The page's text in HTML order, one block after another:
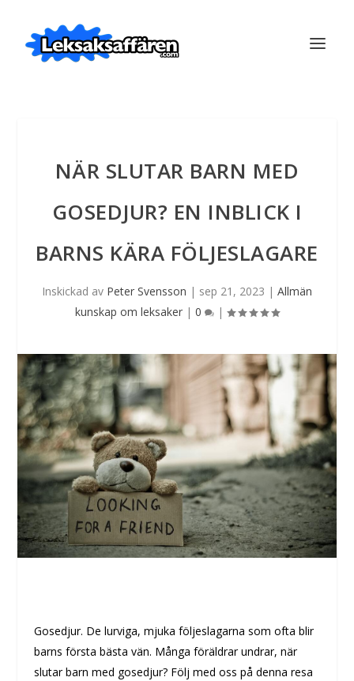
NÄR SLUTAR BARN MED
GOSEDJUR? EN INBLICK I
BARNS KÄRA FÖLJESLAGARE
Inskickad av Peter Svensson | sep 21, 2023 | Allmän
kunskap om leksaker | 0 |
Gosedjur. De lurviga, mjuka följeslagarna som ofta blir
barns första bästa vän. Många föräldrar undrar, när
slutar barn med gosedjur? Följ med oss på denna resa